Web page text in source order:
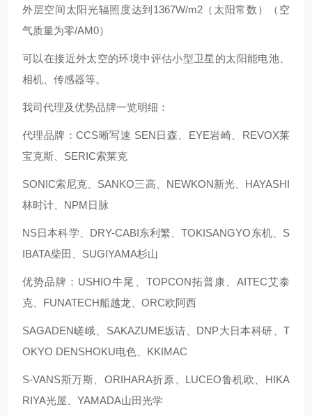
外层空间太阳光辐照度达到1367W/m2（太阳常数）（空
气质量为零/AM0）
可以在接近外太空的环境中评估小型卫星的太阳能电池、
相机、传感器等。
我司代理及优势品牌一览明细：
代理品牌：CCS晰写速 SEN日森、EYE岩崎、REVOX莱
宝克斯、SERIC索莱克
SONIC索尼克、SANKO三高、NEWKON新光、HAYASHI
林时计、NPM日脉
NS日本科学、DRY-CABI东利繁、TOKISANGYO东机、S
IBATA柴田、SUGIYAMA杉山
优势品牌：USHIO牛尾、TOPCON拓普康、AITEC艾泰
克、FUNATECH船越龙、ORC欧阿西
SAGADEN嵯峨、SAKAZUME坂诘、DNP大日本科研、T
OKYO DENSHOKU电色、KKIMAC
S-VANS斯万斯、ORIHARA折原、LUCEO鲁机欧、HIKA
RIYA光屋、YAMADA山田光学